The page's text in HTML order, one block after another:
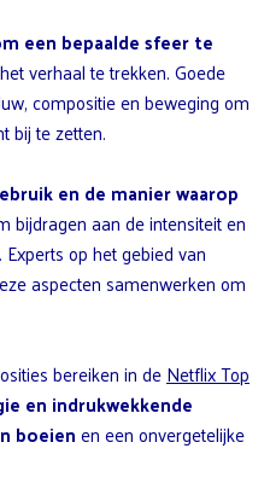
een bepaalde sfeer te
verhaal te trekken. Goede
compositie en beweging om
bij te zetten.
en de manier waarop
bijdragen aan de intensiteit en
op het gebied van
aspecten samenwerken om
bereiken in deNetflix Top
en indrukwekkende
boeienen een onvergetelijke